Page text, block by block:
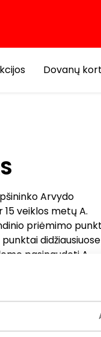
Dovanų
Arvydo
veiklos metų A.
priėmimo
didžiausiuose
pasinaudoti A.